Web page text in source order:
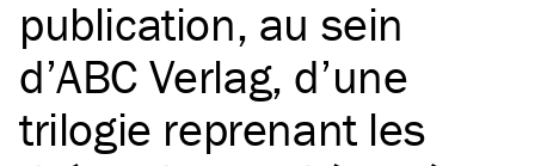
publication, au sein
d’ABC Verlag, d’une
trilogie reprenant les